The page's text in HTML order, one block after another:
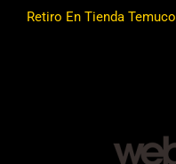
Retiro En Tienda Temuco